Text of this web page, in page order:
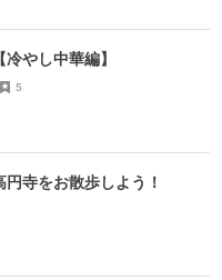
やし中華編】
5
寺をお散歩しよう！